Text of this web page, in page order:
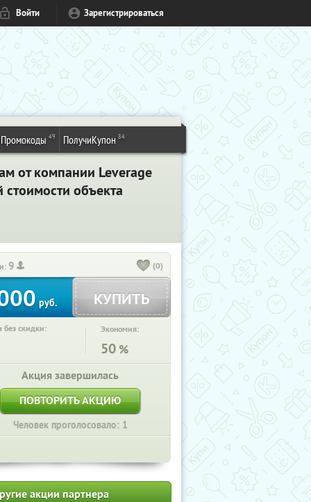
Войти Зарегистрироваться
Промокоды 49 ПолучиКупон 84
от компании Leverage
объекта
9 (0)
руб. КУПИТЬ
без скидки: Экономия:
50 %
Акция завершилась
ПОВТОРИТЬ АКЦИЮ
Человек проголосовало: 1
акции партнера